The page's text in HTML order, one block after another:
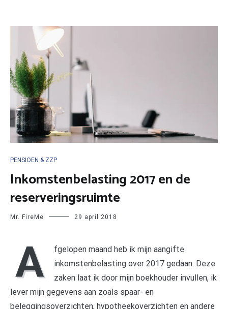
PENSIOEN & ZZP
Inkomstenbelasting 2017 en de
reserveringsruimte
Mr. FireMe 29 april 2018
A
fgelopen maand heb ik mijn aangifte
inkomstenbelasting over 2017 gedaan. Deze
zaken laat ik door mijn boekhouder invullen, ik
lever mijn gegevens aan zoals spaar- en
beleggingsoverzichten, hypotheekoverzichten en andere